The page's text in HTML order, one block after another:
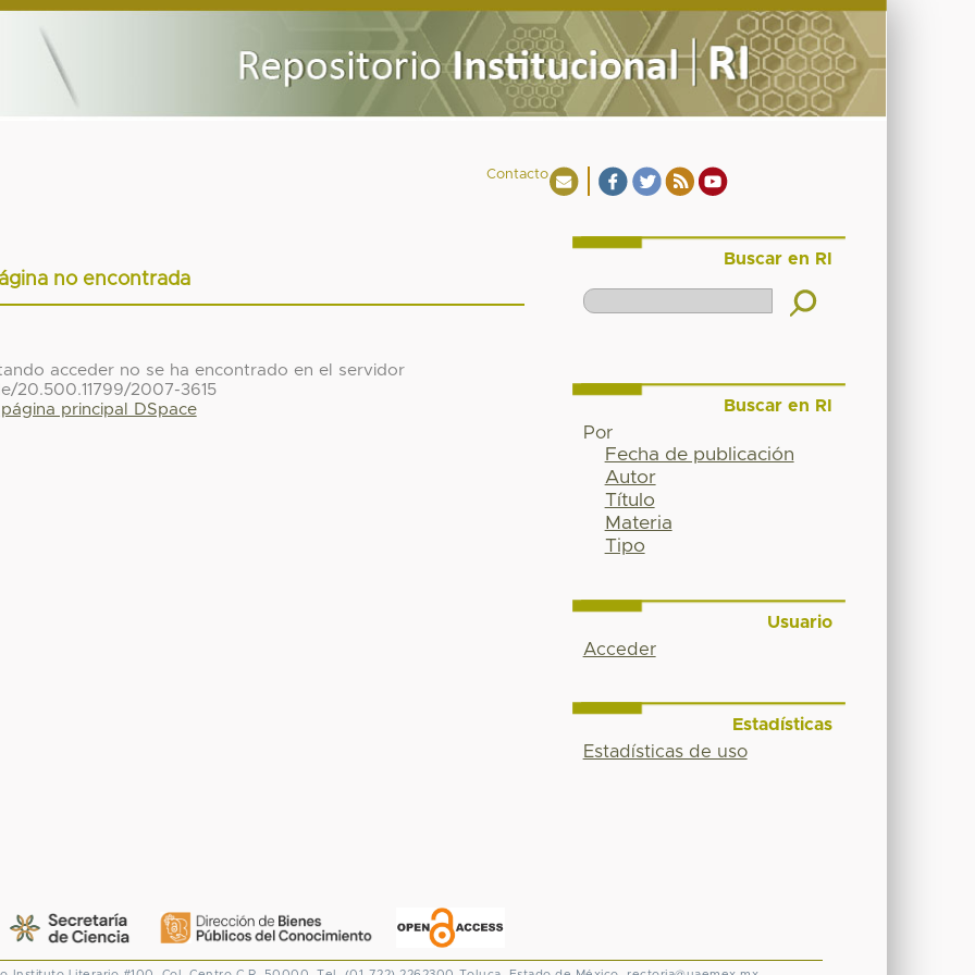
Contacto
no encontrada
acceder no se ha encontrado en el servidor
20.500.11799/2007-3615
página principal DSpace
Buscar en RI
Buscar en RI
Por
Fecha de publicación
Autor
Título
Materia
Tipo
Usuario
Acceder
Estadísticas
Estadísticas de uso